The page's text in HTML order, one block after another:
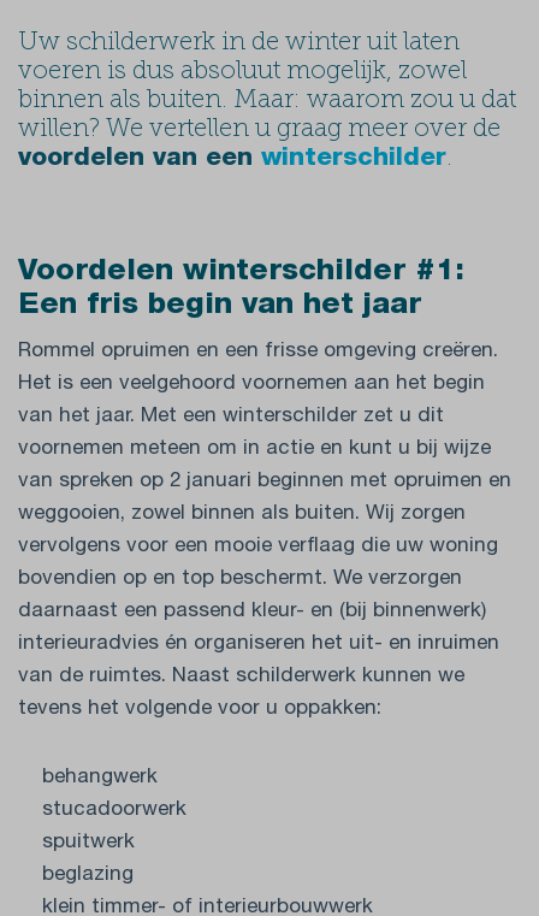
Uw schilderwerk in de winter uit laten
voeren is dus absoluut mogelijk, zowel
binnen als buiten. Maar: waarom zou u dat
willen? We vertellen u graag meer over de
voordelen van een winterschilder.
Voordelen winterschilder #1:
Een fris begin van het jaar
Rommel opruimen en een frisse omgeving creëren.
Het is een veelgehoord voornemen aan het begin
van het jaar. Met een winterschilder zet u dit
voornemen meteen om in actie en kunt u bij wijze
van spreken op 2 januari beginnen met opruimen en
weggooien, zowel binnen als buiten. Wij zorgen
vervolgens voor een mooie verflaag die uw woning
bovendien op en top beschermt. We verzorgen
daarnaast een passend kleur- en (bij binnenwerk)
interieuradvies én organiseren het uit- en inruimen
van de ruimtes. Naast schilderwerk kunnen we
tevens het volgende voor u oppakken:
behangwerk
stucadoorwerk
spuitwerk
beglazing
klein timmer- of interieurbouwwerk